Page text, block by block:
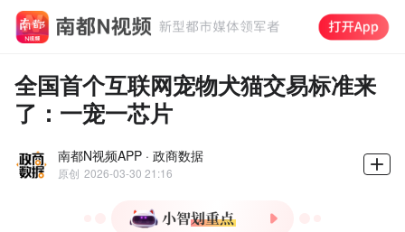
全国首个互联网宠物犬猫交易标准来
了：一宠一芯片
南都N视频APP · 政商数据
原创 2026-03-30 21:16